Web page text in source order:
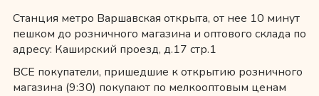
Станция метро Варшавская открыта, от нее 10 минут
пешком до розничного магазина и оптового склада по
адресу: Каширский проезд, д.17 стр.1
ВСЕ покупатели, пришедшие к открытию розничного
магазина (9:30) покупают по мелкооптовым ценам